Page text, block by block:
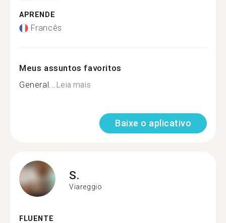
APRENDE
Francês
Meus assuntos favoritos
General...Leia mais
Baixe o aplicativo
S.
Viareggio
FLUENTE